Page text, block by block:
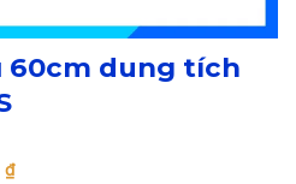
60cm dung tích
₫Giá